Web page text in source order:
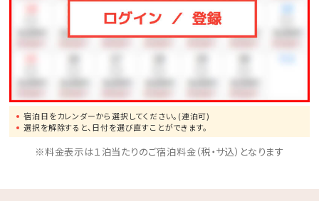
宿泊日をカレンダーから選択してください。(連泊可)
選択を解除すると、日付を選び直すことができます。
※料金表示は１泊当たりのご宿泊料金（税・サ込）となります